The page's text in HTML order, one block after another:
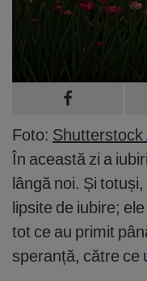
Foto: Shutterstock
În această zi a
lângă noi. Și
lipsite de iubire;
tot ce au primit
speranță, către ce